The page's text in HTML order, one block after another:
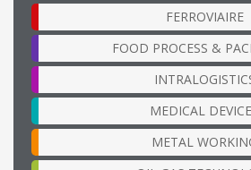
FERROVIAIRE
FOOD PROCESS &
MEDICAL
METAL